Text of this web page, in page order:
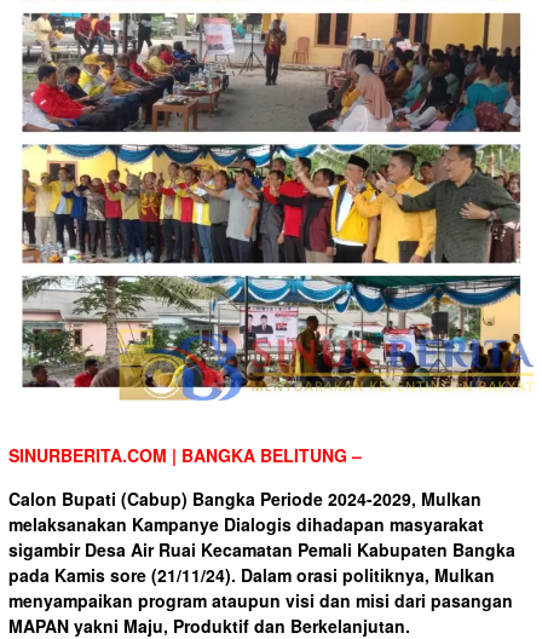
SINURBERITA.COM | BANGKA BELITUNG –
Calon Bupati (Cabup) Bangka Periode 2024-2029, Mulkan
melaksanakan Kampanye Dialogis dihadapan masyarakat
sigambir Desa Air Ruai Kecamatan Pemali Kabupaten Bangka
pada Kamis sore (21/11/24). Dalam orasi politiknya, Mulkan
menyampaikan program ataupun visi dan misi dari pasangan
MAPAN yakni Maju, Produktif dan Berkelanjutan.